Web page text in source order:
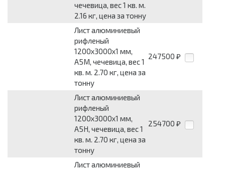
чечевица, вес 1 кв. м.
2.16 кг, цена за тонну
Лист алюминиевый
рифленый
1200x3000x1 мм,
А5М, чечевица, вес 1
кв. м. 2.70 кг, цена за
тонну
247500 ₽
Лист алюминиевый
рифленый
1200x3000x1 мм,
А5Н, чечевица, вес 1
кв. м. 2.70 кг, цена за
тонну
254700 ₽
Лист алюминиевый